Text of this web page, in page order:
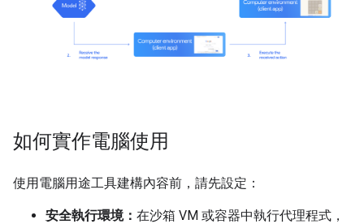
如何實作電腦使用
使用電腦用途工具建構內容前，請先設定：
安全執行環境： 在沙箱 VM 或容器中執行代理程式，